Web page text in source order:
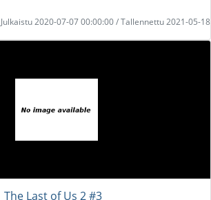
Julkaistu 2020-07-07 00:00:00 / Tallennettu 2021-05-18
The Last of Us 2 #3